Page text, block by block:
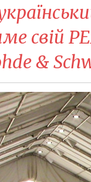
свій
&